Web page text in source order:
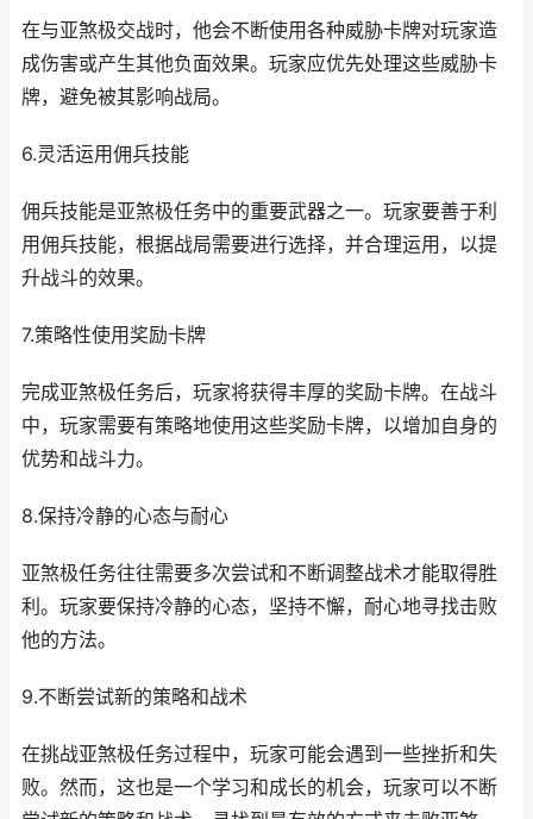
在与亚煞极交战时，他会不断使用各种威胁卡牌对玩家造
成伤害或产生其他负面效果。玩家应优先处理这些威胁卡
牌，避免被其影响战局。
6.灵活运用佣兵技能
佣兵技能是亚煞极任务中的重要武器之一。玩家要善于利
用佣兵技能，根据战局需要进行选择，并合理运用，以提
升战斗的效果。
7.策略性使用奖励卡牌
完成亚煞极任务后，玩家将获得丰厚的奖励卡牌。在战斗
中，玩家需要有策略地使用这些奖励卡牌，以增加自身的
优势和战斗力。
8.保持冷静的心态与耐心
亚煞极任务往往需要多次尝试和不断调整战术才能取得胜
利。玩家要保持冷静的心态，坚持不懈，耐心地寻找击败
他的方法。
9.不断尝试新的策略和战术
在挑战亚煞极任务过程中，玩家可能会遇到一些挫折和失
败。然而，这也是一个学习和成长的机会，玩家可以不断